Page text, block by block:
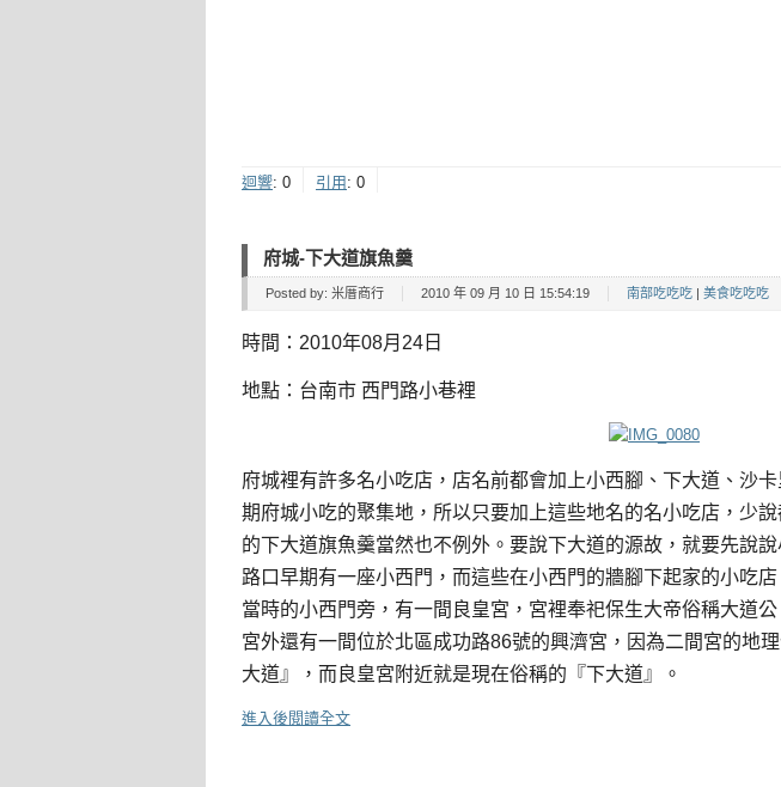
迴響: 0 引用: 0
府城-下大道旗魚羹
Posted by: 米厝商行 2010 年 09 月 10 日 15:54:19 南部吃吃吃 | 美食吃吃吃
時間：2010年08月24日
地點：台南市 西門路小巷裡
府城裡有許多名小吃店，店名前都會加上小西腳、下大道、沙
期府城小吃的聚集地，所以只要加上這些地名的名小吃店，少
的下大道旗魚羹當然也不例外。要說下大道的源故，就要先說
路口早期有一座小西門，而這些在小西門的牆腳下起家的小吃
當時的小西門旁，有一間良皇宮，宮裡奉祀保生大帝俗稱大道
宮外還有一間位於北區成功路86號的興濟宮，因為二間宮的地
大道』，而良皇宮附近就是現在俗稱的『下大道』。
進入後閱讀全文